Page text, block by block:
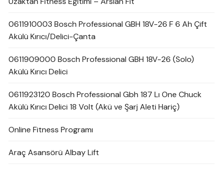
0611910003 Bosch Professional GBH 18V-26 F 6 Ah Çift
Akülü Kırıcı/Delici-Çanta
0611909000 Bosch Professional GBH 18V-26 (Solo)
Akülü Kırıcı Delici
0611923120 Bosch Professional Gbh 187 Lı One Chuck
Akülü Kırıcı Delici 18 Volt (Akü ve Şarj Aleti Hariç)
Online Fitness Programı
Araç Asansörü Albay Lift